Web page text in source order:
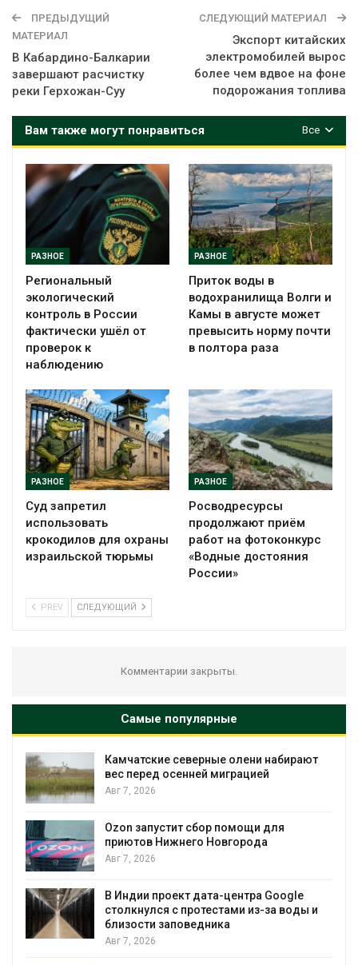
ПРЕДЫДУЩИЙ
МАТЕРИАЛ
В Кабардино-Балкарии
завершают расчистку
реки Герхожан-Суу
СЛЕДУЮЩИЙ МАТЕРИАЛ
Экспорт китайских
электромобилей вырос
более чем вдвое на фоне
подорожания топлива
Все
Вам также могут понравиться
РАЗНОЕ
Региональный
экологический
контроль в России
фактически ушёл от
проверок к
наблюдению
РАЗНОЕ
Приток воды в
водохранилища Волги и
Камы в августе может
превысить норму почти
в полтора раза
РАЗНОЕ
Суд запретил
использовать
крокодилов для охраны
израильской тюрьмы
РАЗНОЕ
Росводресурсы
продолжают приём
работ на фотоконкурс
«Водные достояния
России»
PREV СЛЕДУЮЩИЙ
Комментарии закрыты.
Самые популярные
Камчатские северные олени набирают
вес перед осенней миграцией
Авг 7, 2026
Ozon запустит сбор помощи для
приютов Нижнего Новгорода
Авг 7, 2026
В Индии проект дата-центра Google
столкнулся с протестами из-за воды и
близости заповедника
Авг 7, 2026